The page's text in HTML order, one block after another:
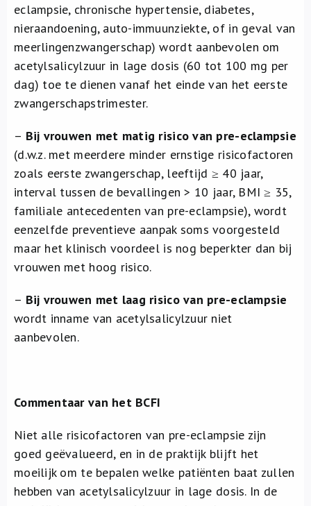
eclampsie, chronische hypertensie, diabetes,
nieraandoening, auto-immuunziekte, of in geval van
meerlingenzwangerschap) wordt aanbevolen om
acetylsalicylzuur in lage dosis (60 tot 100 mg per
dag) toe te dienen vanaf het einde van het eerste
zwangerschapstrimester.
– Bij vrouwen met matig risico van pre-eclampsie
(d.w.z. met meerdere minder ernstige risicofactoren
zoals eerste zwangerschap, leeftijd ≥ 40 jaar,
interval tussen de bevallingen > 10 jaar, BMI ≥ 35,
familiale antecedenten van pre-eclampsie), wordt
eenzelfde preventieve aanpak soms voorgesteld
maar het klinisch voordeel is nog beperkter dan bij
vrouwen met hoog risico.
– Bij vrouwen met laag risico van pre-eclampsie
wordt inname van acetylsalicylzuur niet
aanbevolen.
Commentaar van het BCFI
Niet alle risicofactoren van pre-eclampsie zijn
goed geëvalueerd, en in de praktijk blijft het
moeilijk om te bepalen welke patiënten baat zullen
hebben van acetylsalicylzuur in lage dosis. In de